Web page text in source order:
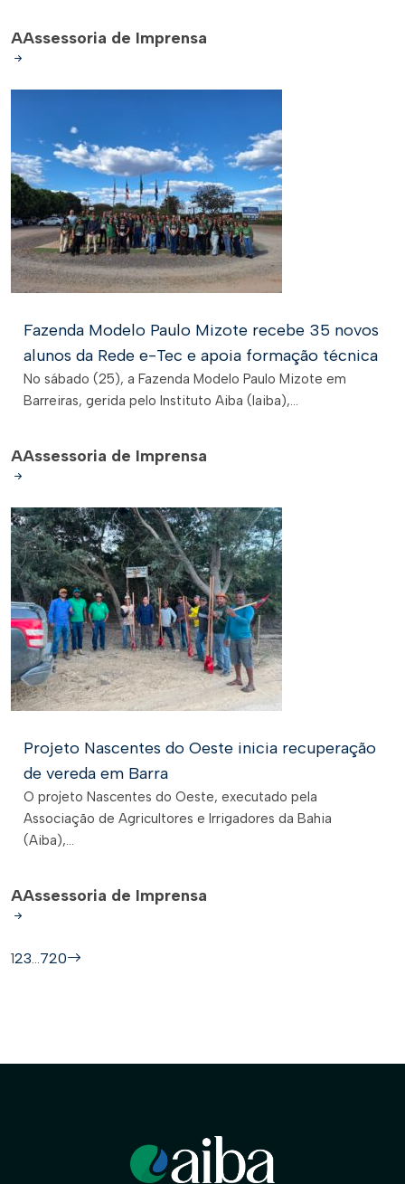
AAssessoria de Imprensa
Fazenda Modelo Paulo Mizote recebe 35 novos
alunos da Rede e-Tec e apoia formação técnica
No sábado (25), a Fazenda Modelo Paulo Mizote em
Barreiras, gerida pelo Instituto Aiba (Iaiba),...
AAssessoria de Imprensa
Projeto Nascentes do Oeste inicia recuperação
de vereda em Barra
O projeto Nascentes do Oeste, executado pela
Associação de Agricultores e Irrigadores da Bahia
(Aiba),...
AAssessoria de Imprensa
123…720